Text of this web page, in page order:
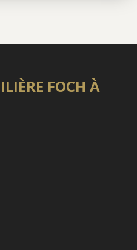
FOCH À